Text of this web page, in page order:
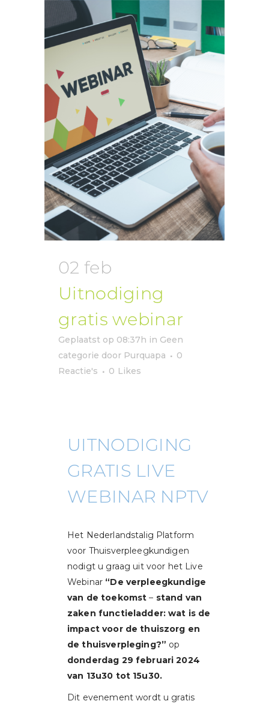
LEES MEER
02 feb
Uitnodiging
gratis webinar
Geplaatst op 08:37h in Geen
categorie door Purquapa
0
Reactie's
0 Likes
UITNODIGING
GRATIS LIVE
WEBINAR NPTV
Het Nederlandstalig Platform
voor Thuisverpleegkundigen
nodigt u graag uit voor het Live
Webinar “De verpleegkundige
van de toekomst – stand van
zaken functieladder: wat is de
impact voor de thuiszorg en
de thuisverpleging?” op
donderdag 29 februari 2024
van 13u30 tot 15u30.
Dit evenement wordt u gratis